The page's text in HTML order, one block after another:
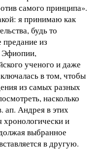
самого принципа».
я принимаю как
будь то
из
Эфиопии,
ученого и даже
в том, чтобы
из самых разных
насколько
ап. Андрея в этих
хронологически и
выбранное
в другую.